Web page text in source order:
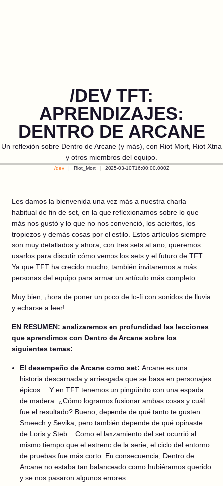
/DEV TFT:
APRENDIZAJES:
DENTRO DE ARCANE
Un reflexión sobre Dentro de Arcane (y más), con Riot Mort, Riot Xtna
y otros miembros del equipo.
/dev Riot_Mort 2025-03-10T16:00:00.000Z
Les damos la bienvenida una vez más a nuestra charla
habitual de fin de set, en la que reflexionamos sobre lo que
más nos gustó y lo que no nos convenció, los aciertos, los
tropiezos y demás cosas por el estilo. Estos artículos siempre
son muy detallados y ahora, con tres sets al año, queremos
usarlos para discutir cómo vemos los sets y el futuro de TFT.
Ya que TFT ha crecido mucho, también invitaremos a más
personas del equipo para armar un artículo más completo.
Muy bien, ¡hora de poner un poco de lo-fi con sonidos de lluvia
y echarse a leer!
EN RESUMEN: analizaremos en profundidad las lecciones
que aprendimos con Dentro de Arcane sobre los
siguientes temas:
El desempeño de Arcane como set: Arcane es una
historia descarnada y arriesgada que se basa en personajes
épicos… Y en TFT tenemos un pingüinito con una espada
de madera. ¿Cómo logramos fusionar ambas cosas y cuál
fue el resultado? Bueno, depende de qué tanto te gusten
Smeech y Sevika, pero también depende de qué opinaste
de Loris y Steb... Como el lanzamiento del set ocurrió al
mismo tiempo que el estreno de la serie, el ciclo del entorno
de pruebas fue más corto. En consecuencia, Dentro de
Arcane no estaba tan balanceado como hubiéramos querido
y se nos pasaron algunos errores.